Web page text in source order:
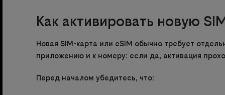
Как активировать новую
Новая SIM-карта или eSIM обычно требует
приложению и к номеру: если да, активация
Перед началом убедитесь, что: